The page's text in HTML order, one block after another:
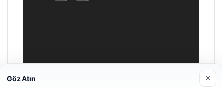
Göz Atın ×